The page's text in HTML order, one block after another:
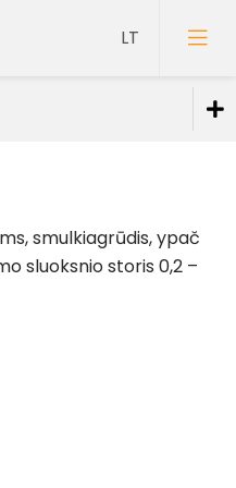
smulkiagrūdis, ypač
sluoksnio storis 0,2 –